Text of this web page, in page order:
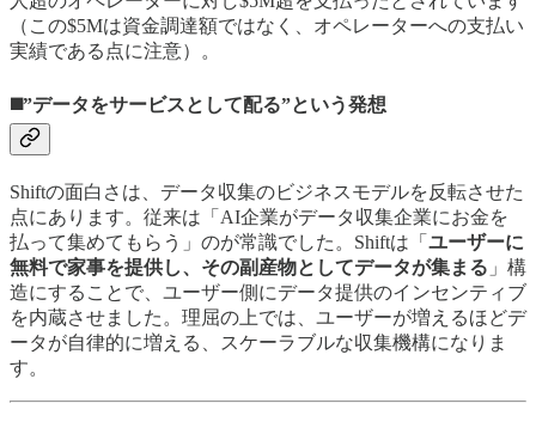
（この$5Mは資金調達額ではなく、オペレーターへの支払い
実績である点に注意）。
◼️”データをサービスとして配る”という発想
Shiftの面白さは、データ収集のビジネスモデルを反転させた
点にあります。従来は「AI企業がデータ収集企業にお金を
払って集めてもらう」のが常識でした。Shiftは「 ユーザーに
無料で家事を提供し、その副産物としてデータが集まる 」構
造にすることで、ユーザー側にデータ提供のインセンティブ
を内蔵させました。理屈の上では、ユーザーが増えるほどデ
ータが自律的に増える、スケーラブルな収集機構になりま
す。